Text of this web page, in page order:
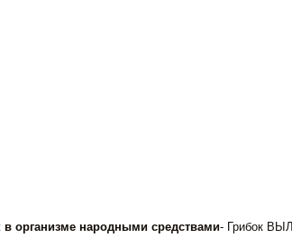
в организме народными средствами- Грибок